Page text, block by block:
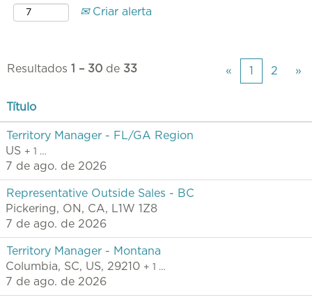
Criar alerta
Resultados 1 – 30 de 33 « 1 2 »
Título
Territory Manager - FL/GA Region
US + 1 …
7 de ago. de 2026
Representative Outside Sales - BC
Pickering, ON, CA, L1W 1Z8
7 de ago. de 2026
Territory Manager - Montana
Columbia, SC, US, 29210 + 1 …
7 de ago. de 2026